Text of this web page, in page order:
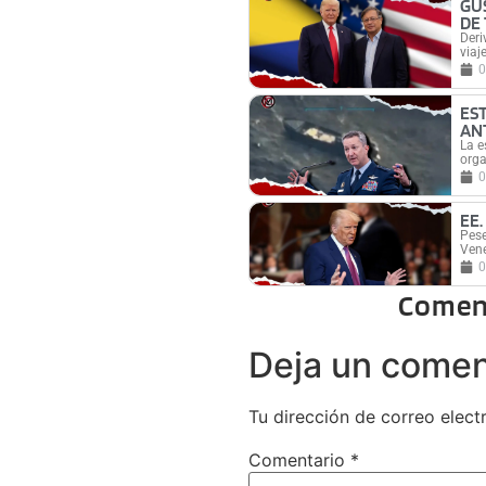
DE
La
Deja un
Tu dirección de correo
Comentario *